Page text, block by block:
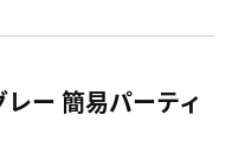
ー 簡易パーティ